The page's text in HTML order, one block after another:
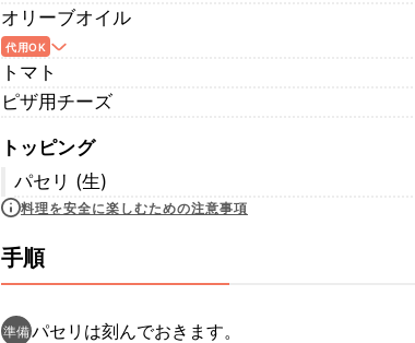
オリーブオイル
代用OK
トマト
ピザ用チーズ
トッピング
パセリ (生)
料理を安全に楽しむための注意事項
手順
準備パセリは刻んでおきます。